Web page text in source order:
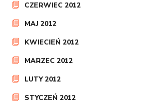
CZERWIEC 2012
MAJ 2012
KWIECIEŃ 2012
MARZEC 2012
LUTY 2012
STYCZEŃ 2012